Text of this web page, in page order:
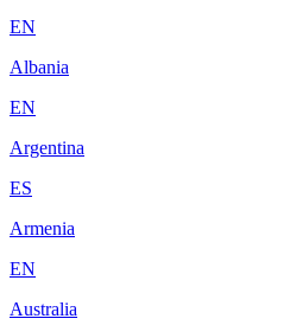
EN
Albania
EN
Argentina
ES
Armenia
EN
Australia